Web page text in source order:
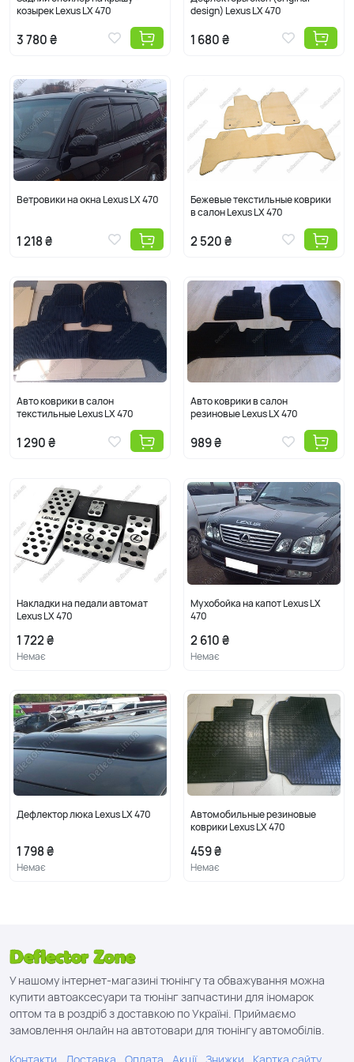
Как называют Lexus LX 470: лексус лх 470, лексус эл икс 470,
лексус lx470 1998, 1999, 2000, 2001, 2002, 2003, 2004, 2005,
2006, 2007 г.в.
козырек Lexus LX 470
3 780 ₴
design) Lexus LX 470
1 680 ₴
Ветровики на окна Lexus LX 470
1 218 ₴
Бежевые текстильные коврики
в салон Lexus LX 470
2 520 ₴
Авто коврики в салон
текстильные Lexus LX 470
1 290 ₴
Авто коврики в салон
резиновые Lexus LX 470
989 ₴
Накладки на педали автомат
Lexus LX 470
1 722 ₴
Немає
Мухобойка на капот Lexus LX
470
2 610 ₴
Немає
Дефлектор люка Lexus LX 470
1 798 ₴
Немає
Автомобильные резиновые
коврики Lexus LX 470
459 ₴
Немає
У нашому інтернет-магазині тюнінгу та обважування можна
купити автоаксесуари та тюнінг запчастини для іномарок
оптом та в роздріб з доставкою по Україні. Приймаємо
замовлення онлайн на автотовари для тюнінгу автомобілів.